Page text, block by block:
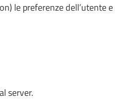
le preferenze dell’utente e
server.